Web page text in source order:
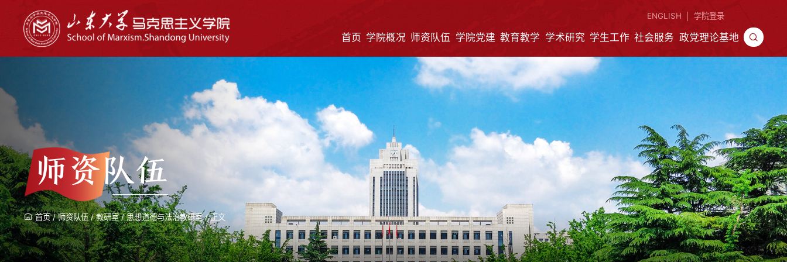
ENGLISH 学院登录
首页 学院概况 师资队伍 学院党建 教育教学 学术研究 学生工作 社会服务 政党理论基地
师资队伍
首页/师资队伍/教研室/思想道德与法治教研室/正文